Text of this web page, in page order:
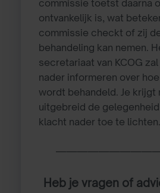
commissie toetst daarna
ontvankelijk is, wat
commissie checkt of zij
behandeling kan nemen.
secretariaat van KCOG
nader informeren over
wordt behandeld. Je krijgt
uitgebreid de
klacht nader toe te lichten.
Heb je vragen of